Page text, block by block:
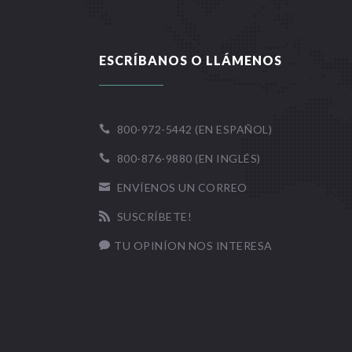
ESCRÍBANOS O LLÁMENOS
 800-972-5442 (EN ESPAÑOL)
 800-876-9880 (EN INGLÉS)
 ENVÍENOS UN CORREO
 SUSCRÍBETE!
 TU OPINÍON NOS INTERESA